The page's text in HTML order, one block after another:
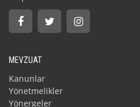
MEVZUAT
Kanunlar
Yönetmelikler
Yönergeler